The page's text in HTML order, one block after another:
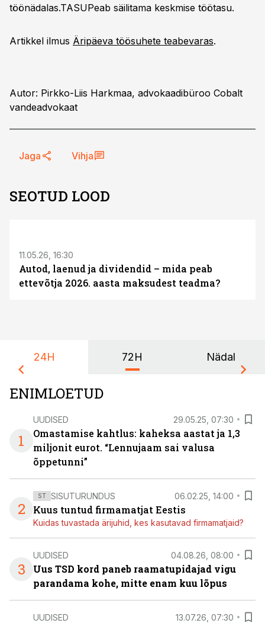
töönädalas.TASUPeab säilitama keskmise töötasu.
Artikkel ilmus Äripäeva töösuhete teabevaras.
Autor: Pirkko-Liis Harkmaa, advokaadibüroo Cobalt
vandeadvokaat
Jaga Vihja
SEOTUD LOOD
11.05.26, 16:30
Autod, laenud ja dividendid – mida peab
ettevõtja 2026. aasta maksudest teadma?
24H 72H Nädal
ENIMLOETUD
1
UUDISED 29.05.25, 07:30
Omastamise kahtlus: kaheksa aastat ja 1,3
miljonit eurot. “Lennujaam sai valusa
õppetunni”
2
ST SISUTURUNDUS 06.02.25, 14:00
Kuus tuntud firmamatjat Eestis
Kuidas tuvastada ärijuhid, kes kasutavad firmamatjaid?
3
UUDISED 04.08.26, 08:00
Uus TSD kord paneb raamatupidajad vigu
parandama kohe, mitte enam kuu lõpus
UUDISED 13.07.26, 07:30